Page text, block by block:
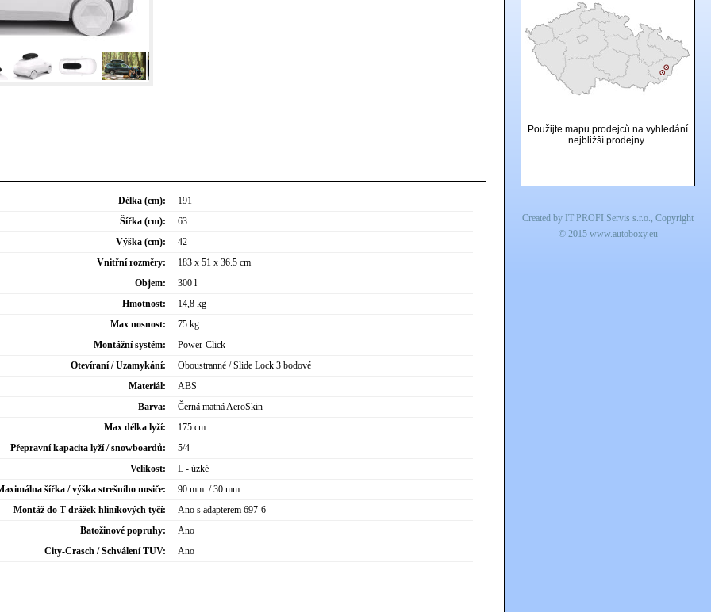
Délka (cm):
191
Šířka (cm):
63
Výška (cm):
42
Vnitřní rozměry:
183 x 51 x 36.5 cm
Objem:
300 l
Hmotnost:
14,8 kg
Max nosnost:
75 kg
Montážní systém:
Power-Click
Otevíraní / Uzamykání:
Oboustranné / Slide Lock 3 bodové
Materiál:
ABS
Barva:
Černá matná AeroSkin
Max délka lyží:
175 cm
Přepravní kapacita lyží / snowboardů:
5/4
Velikost:
L - úzké
šířka / výška strešního nosiče:
90 mm / 30 mm
Montáž do T drážek hliníkových tyčí:
Ano s adapterem 697-6
Batožinové popruhy:
Ano
City-Crasch / Schválení TUV:
Ano
Použijte mapu prodejců na vyhledání
nejbližší prodejny.
Created by IT PROFI Servis s.r.o., Copyright
© 2015 www.autoboxy.eu